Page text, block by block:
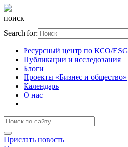
поиск
Search for:
Ресурсный центр по КСО/ESG
Публикации и исследования
Блоги
Проекты «Бизнес и общество»
Календарь
О нас
Прислать новость